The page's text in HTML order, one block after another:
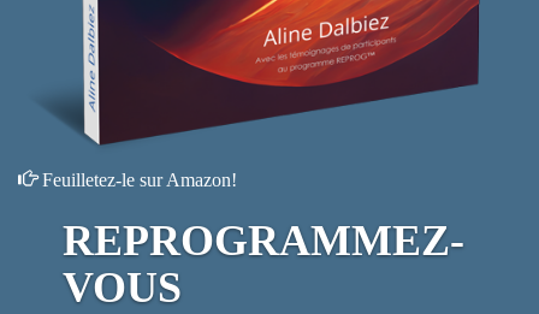
Feuilletez-le sur Amazon!
REPROGRAMMEZ-
VOUS